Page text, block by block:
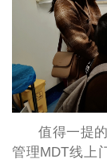
值得一提
管理MDT线上